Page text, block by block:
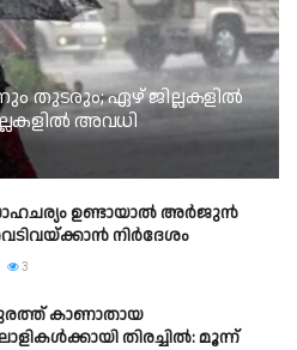
തുടരും; ഏഴ് ജില്ലകളിൽ
അവധി
ഉണ്ടായാല്‍ അര്‍ജുന്‍
നിര്‍ദേശം
3
കാണാതായ
തിരച്ചിൽ: മൂന്ന്